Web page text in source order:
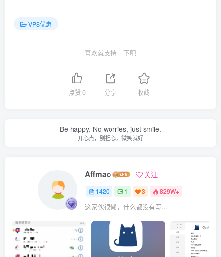
VPS优惠
喜欢就支持一下吧
点赞0 分享 收藏
Be happy. No worries, just smile.
开心点，别担心，微笑就好
Affmao 关注
1420 1 3 829W+
这家伙很懒，什么都没有写...